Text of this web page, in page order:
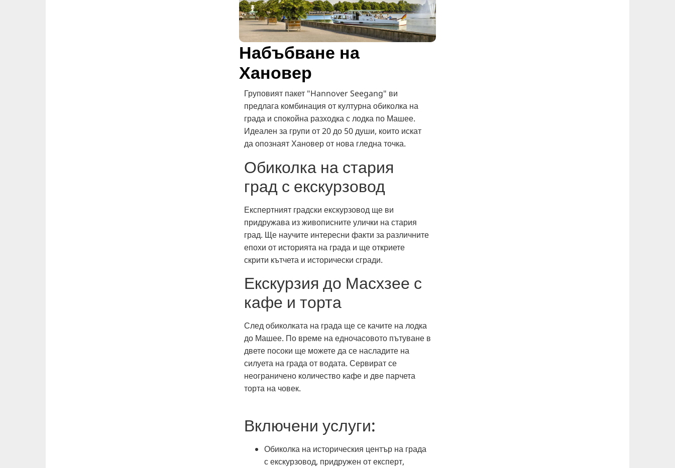
Набъбване на
Хановер
Груповият пакет "Hannover Seegang" ви
предлага комбинация от културна обиколка на
града и спокойна разходка с лодка по Машее.
Идеален за групи от 20 до 50 души, които искат
да опознаят Хановер от нова гледна точка.
Обиколка на стария
град с екскурзовод
Експертният градски екскурзовод ще ви
придружава из живописните улички на стария
град. Ще научите интересни факти за различните
епохи от историята на града и ще откриете
скрити кътчета и исторически сгради.
Екскурзия до Масхзее с
кафе и торта
След обиколката на града ще се качите на лодка
до Машее. По време на едночасовото пътуване в
двете посоки ще можете да се насладите на
силуета на града от водата. Сервират се
неограничено количество кафе и две парчета
торта на човек.
Включени услуги:
Обиколка на историческия център на града
с екскурзовод, придружен от експерт,